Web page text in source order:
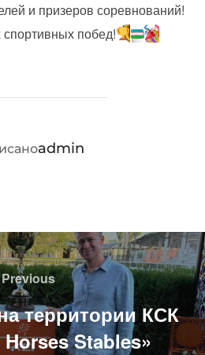
и призеров соревнований!
побед!
ЗАПИСИ
admin
Previous
Previous
территории КСК
Stables»